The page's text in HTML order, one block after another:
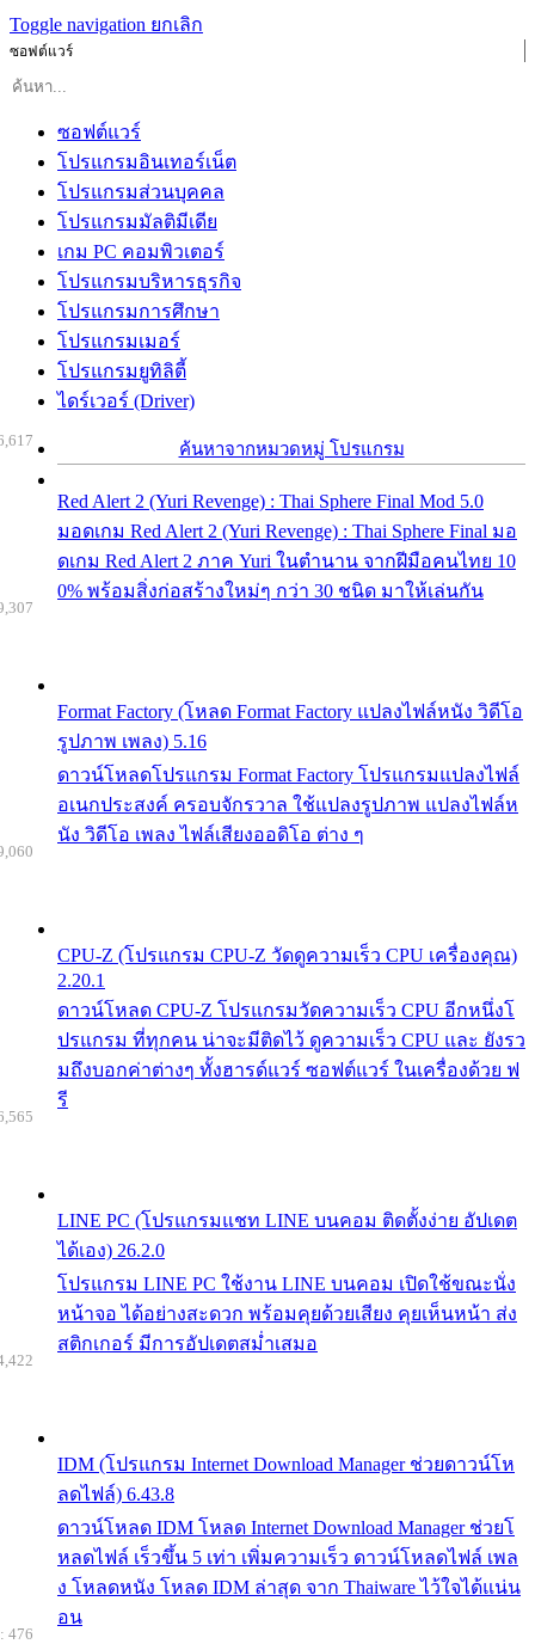
Toggle navigation ยกเลิก
ซอฟต์แวร์
ซอฟต์แวร์
โปรแกรมอินเทอร์เน็ต
โปรแกรมส่วนบุคคล
โปรแกรมมัลติมีเดีย
เกม PC คอมพิวเตอร์
โปรแกรมบริหารธุรกิจ
โปรแกรมการศึกษา
โปรแกรมเมอร์
โปรแกรมยูทิลิตี้
ไดร์เวอร์ (Driver)
ค้นหาจากหมวดหมู่ โปรแกรม
Red Alert 2 (Yuri Revenge) : Thai Sphere Final Mod 5.0
มอดเกม Red Alert 2 (Yuri Revenge) : Thai Sphere Final มอ
ดเกม Red Alert 2 ภาค Yuri ในตำนาน จากฝีมือคนไทย 10
0% พร้อมสิ่งก่อสร้างใหม่ๆ กว่า 30 ชนิด มาให้เล่นกัน
Format Factory (โหลด Format Factory แปลงไฟล์หนัง วิดีโอ
รูปภาพ เพลง) 5.16
ดาวน์โหลดโปรแกรม Format Factory โปรแกรมแปลงไฟล์
อเนกประสงค์ ครอบจักรวาล ใช้แปลงรูปภาพ แปลงไฟล์ห
นัง วิดีโอ เพลง ไฟล์เสียงออดิโอ ต่าง ๆ
CPU-Z (โปรแกรม CPU-Z วัดดูความเร็ว CPU เครื่องคุณ)
2.20.1
ดาวน์โหลด CPU-Z โปรแกรมวัดความเร็ว CPU อีกหนึ่งโ
ปรแกรม ที่ทุกคน น่าจะมีติดไว้ ดูความเร็ว CPU และ ยังรว
มถึงบอกค่าต่างๆ ทั้งฮารด์แวร์ ซอฟต์แวร์ ในเครื่องด้วย ฟ
รี
LINE PC (โปรแกรมแชท LINE บนคอม ติดตั้งง่าย อัปเดต
ได้เอง) 26.2.0
โปรแกรม LINE PC ใช้งาน LINE บนคอม เปิดใช้ขณะนั่ง
หน้าจอ ได้อย่างสะดวก พร้อมคุยด้วยเสียง คุยเห็นหน้า ส่ง
สติกเกอร์ มีการอัปเดตสม่ำเสมอ
IDM (โปรแกรม Internet Download Manager ช่วยดาวน์โห
ลดไฟล์) 6.43.8
ดาวน์โหลด IDM โหลด Internet Download Manager ช่วยโ
หลดไฟล์ เร็วขึ้น 5 เท่า เพิ่มความเร็ว ดาวน์โหลดไฟล์ เพล
ง โหลดหนัง โหลด IDM ล่าสุด จาก Thaiware ไว้ใจได้แน่น
อน
476